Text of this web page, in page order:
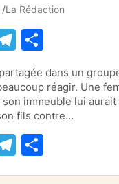
La Rédaction
T
el
e
gr
a
m
ar
ta
g
er
dans un
réagir. Une
immeuble lui
fils contre…
T